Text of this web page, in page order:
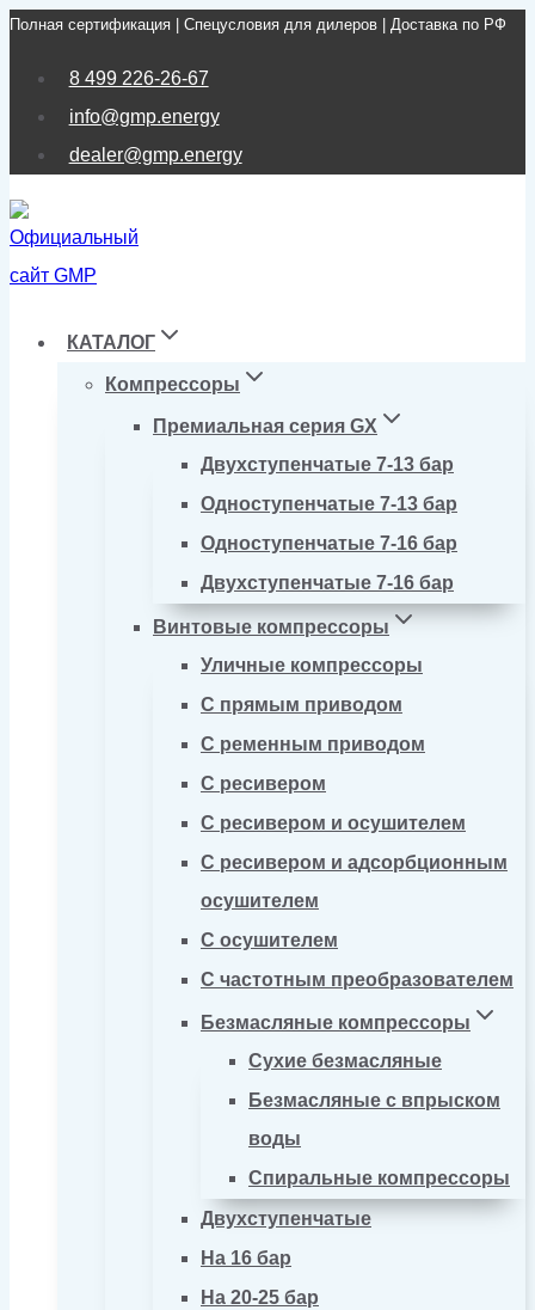
Перейти
Полная сертификация | Спецусловия для дилеров | Доставка по РФ
8 499 226-26-67
info@gmp.energy
dealer@gmp.energy
КАТАЛОГ
Компрессоры
Премиальная серия GX
Двухступенчатые 7-13 бар
Одноступенчатые 7-13 бар
Одноступенчатые 7-16 бар
Двухступенчатые 7-16 бар
Винтовые компрессоры
Уличные компрессоры
С прямым приводом
С ременным приводом
С ресивером
С ресивером и осушителем
С ресивером и адсорбционным
осушителем
С осушителем
С частотным преобразователем
Безмасляные компрессоры
Сухие безмасляные
Безмасляные с впрыском
воды
Спиральные компрессоры
Двухступенчатые
На 16 бар
На 20-25 бар